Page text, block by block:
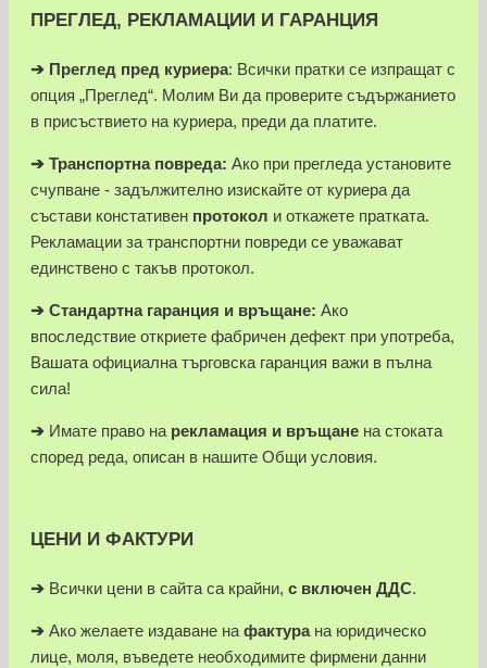
ПРЕГЛЕД, РЕКЛАМАЦИИ И ГАРАНЦИЯ
➔ Преглед пред куриера: Всички пратки се изпращат с
опция „Преглед“. Молим Ви да проверите съдържанието
в присъствието на куриера, преди да платите.
➔ Транспортна повреда: Ако при прегледа установите
счупване - задължително изискайте от куриера да
състави констативен протокол и откажете пратката.
Рекламации за транспортни повреди се уважават
единствено с такъв протокол.
➔ Стандартна гаранция и връщане: Ако
впоследствие откриете фабричен дефект при употреба,
Вашата официална търговска гаранция важи в пълна
сила!
➔ Имате право на рекламация и връщане на стоката
според реда, описан в нашите Общи условия.
ЦЕНИ И ФАКТУРИ
➔ Всички цени в сайта са крайни, с включен ДДС.
➔ Ако желаете издаване на фактура на юридическо
лице, моля, въведете необходимите фирмени данни